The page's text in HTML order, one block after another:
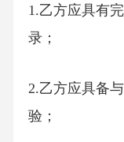
1.乙方应具有
录；
2.乙方应具备
验；